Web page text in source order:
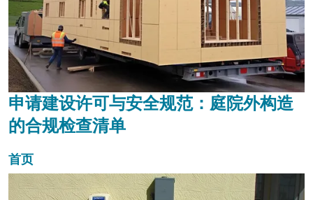
申请建设许可与安全规范：庭院外构造
的合规检查清单
首页